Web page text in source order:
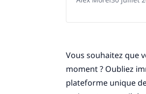
Vous souhaitez que
moment ? Oubliez
plateforme unique